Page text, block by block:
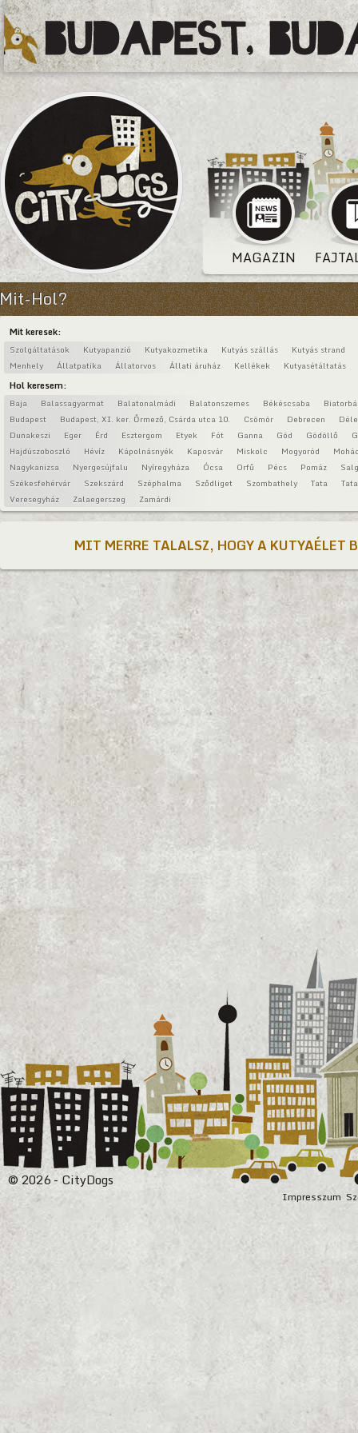
MAGAZIN
Mit-Hol?
Mit keresek:
Szolgáltatások Kutyapanzió Kutyakozmetika Kutyás szállás
Kutyás strand
Menhely
Állatpatika Állatorvos Állati áruház Kellékek Kutyasétáltatás
Hol keresem:
Baja Balassagyarmat Balatonalmádi Balatonszemes Békéscsaba
Budapest
Budapest, XI. ker. Őrmező, Csárda utca 10. Csömör Debrecen
Dunakeszi
Eger Érd Esztergom Etyek Fót Ganna Göd Gödöllő
Hajdúszoboszló
Hévíz Kápolnásnyék Kaposvár Miskolc Mogyoród
Nagykanizsa
Nyergesújfalu Nyíregyháza Ócsa Orfű Pécs Pomáz
Székesfehérvár
Szekszárd Széphalma Sződliget Szombathely Tata
Veresegyház
Zalaegerszeg Zamárdi
MIT MERRE TALALSZ, HOGY A KUTYAÉLET
Impresszum
© 2026 - CityDogs